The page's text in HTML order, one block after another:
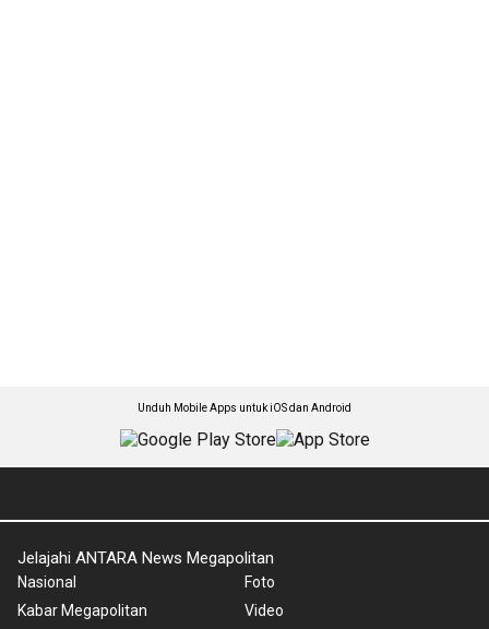
Unduh Mobile Apps untuk iOS dan Android
Jelajahi ANTARA News Megapolitan
Nasional
Kabar Megapolitan
Foto
Video